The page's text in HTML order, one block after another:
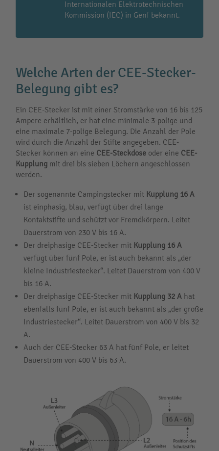
Internationalen Elektrotechnischen
Kommission (IEC) in Genf bekannt.
Welche Arten der CEE-Stecker-
Belegung gibt es?
Ein CEE-Stecker ist mit einer Stromstärke von 16 bis 125
Ampere erhältlich, er hat eine minimale 3-polige und
eine maximale 7-polige Belegung. Die Anzahl der Pole
wird durch die Anzahl der Stifte angegeben. CEE-
Stecker können an eine CEE-Steckdose oder eine CEE-
Kupplung mit drei bis sieben Löchern angeschlossen
werden.
Der sogenannte Campingstecker mit Kupplung 16 A
ist einphasig, blau, verfügt über drei lange
Kontaktstifte und schützt vor Fremdkörpern. Leitet
Dauerstrom von 230 V bis 16 A.
Der dreiphasige CEE-Stecker mit Kupplung 16 A
verfügt über fünf Pole, er ist auch bekannt als „der
kleine Industriestecker“. Leitet Dauerstrom von 400 V
bis 16 A.
Der dreiphasige CEE-Stecker mit Kupplung 32 A hat
ebenfalls fünf Pole, er ist auch bekannt als „der große
Industriestecker“. Leitet Dauerstrom von 400 V bis 32
A.
Auch der CEE-Stecker 63 A hat fünf Pole, er leitet
Dauerstrom von 400 V bis 63 A.